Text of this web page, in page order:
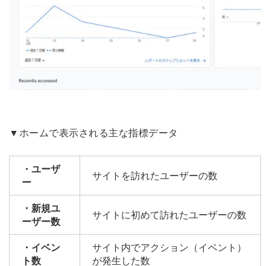
▼ホームで表示される主な指標データ
・ユーザ
ー
サイトを訪れたユーザーの数
・新規ユ
ーザー数
サイトに初めて訪れたユーザーの数
・イベン
ト数
サイト内でアクション（イベント）
が発生した数